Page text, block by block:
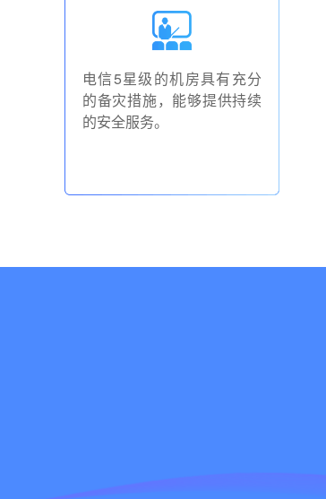
电信5星级的机房具有充分
的备灾措施，能够提供持续
的安全服务。